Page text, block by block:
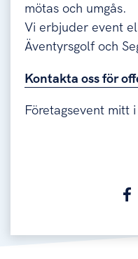
mötas och umgås.
Vi erbjuder event
Äventyrsgolf och
Kontakta oss för
Företagsevent mitt